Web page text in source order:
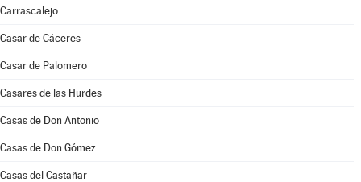
Carrascalejo
Casar de Cáceres
Casar de Palomero
Casares de las Hurdes
Casas de Don Antonio
Casas de Don Gómez
Casas del Castañar